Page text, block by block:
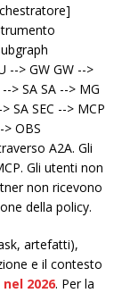
--> GW GW -->
> SA SA --> MG
SA SEC --> MCP
OBS
A2A. Gli
Gli utenti non
non ricevono
della policy.
artefatti),
e il contesto
2026. Per la